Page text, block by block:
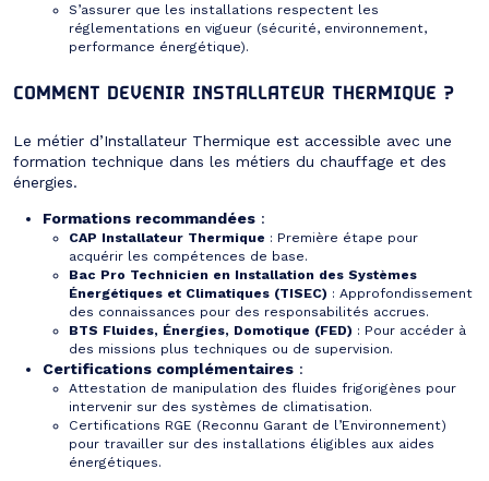
S’assurer que les installations respectent les
réglementations en vigueur (sécurité, environnement,
performance énergétique).
COMMENT DEVENIR INSTALLATEUR THERMIQUE ?
Le métier d’Installateur Thermique est accessible avec une
formation technique dans les métiers du chauffage et des
énergies.
Formations recommandées :
CAP Installateur Thermique : Première étape pour
acquérir les compétences de base.
Bac Pro Technicien en Installation des Systèmes
Énergétiques et Climatiques (TISEC) : Approfondissement
des connaissances pour des responsabilités accrues.
BTS Fluides, Énergies, Domotique (FED) : Pour accéder à
des missions plus techniques ou de supervision.
Certifications complémentaires :
Attestation de manipulation des fluides frigorigènes pour
intervenir sur des systèmes de climatisation.
Certifications RGE (Reconnu Garant de l’Environnement)
pour travailler sur des installations éligibles aux aides
énergétiques.